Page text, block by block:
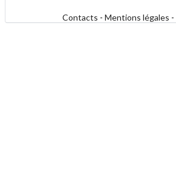
Contacts - Mentions légales -